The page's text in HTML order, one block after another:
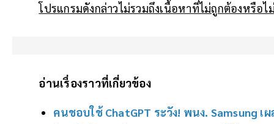
โปรแกรมดังกล่าวไม่รวมถึงเนื้อหาที่ไม่ถูกต้องหรือ
อ่านเรื่องราวที่เกี่ยวข้อง
คนชอบใช้ ChatGPT ระวัง! พนง. Samsung